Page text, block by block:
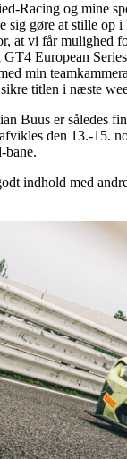
Racing og mine
sig gøre at stille op i
at vi får mulighed
European
min
titlen i næste
Buus er således
den 13.-15.
bane.
indhold med